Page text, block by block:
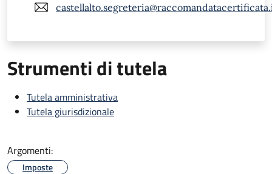
Strumenti di tutela
Tutela amministrativa
Tutela giurisdizionale
Argomenti:
Imposte